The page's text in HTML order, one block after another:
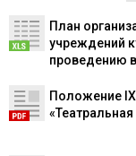
План
учреждений
проведению
Положение